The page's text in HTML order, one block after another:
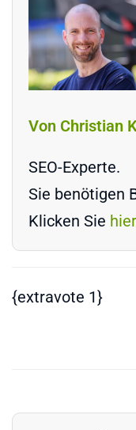
Von Christian
SEO-Experte.
Sie benötigen
Klicken Sie hier
{extravote 1}